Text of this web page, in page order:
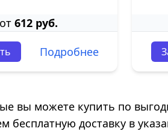
от 612 руб.
Подробнее
вы можете купить по
бесплатную доставку в